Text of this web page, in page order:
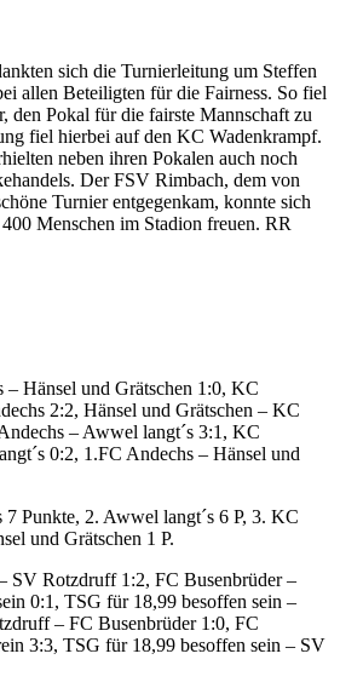
sich die Turnierleitung um Steffen
allen Beteiligten für die Fairness. So fiel
den Pokal für die fairste Mannschaft zu
fiel hierbei auf den KC Wadenkrampf.
neben ihren Pokalen auch noch
Der FSV Rimbach, dem von
Turnier entgegenkam, konnte sich
Menschen im Stadion freuen. RR
Hänsel und Grätschen 1:0, KC
2:2, Hänsel und Grätschen – KC
– Awwel langt´s 3:1, KC
0:2, 1.FC Andechs – Hänsel und
Punkte, 2. Awwel langt´s 6 P, 3. KC
und Grätschen 1 P.
SV Rotzdruff 1:2, FC Busenbrüder –
0:1, TSG für 18,99 besoffen sein –
– FC Busenbrüder 1:0, FC
3:3, TSG für 18,99 besoffen sein – SV